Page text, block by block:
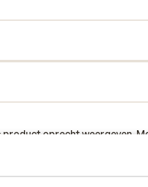
oprecht weergeven.